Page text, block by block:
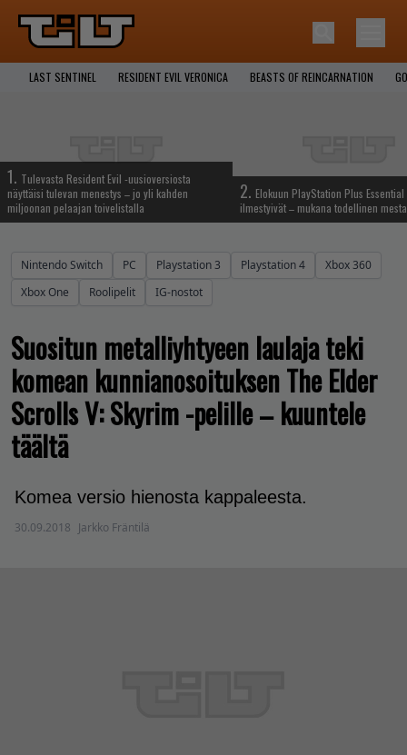
LAST SENTINEL RESIDENT EVIL VERONICA BEASTS OF REINCARNATION
1. Tulevasta Resident Evil -uusioversiosta
näyttäisi tulevan menestys – jo yli kahden
miljoonan pelaajan toivelistalla
2. Elokuun PlayStation Plus
ilmestyivät – mukana todellinen
Nintendo Switch PC Playstation 3 Playstation 4
Xbox 360
Xbox One
Roolipelit IG-nostot
Suositun metalliyhtyeen laulaja teki
komean kunnianosoituksen The Elder
Scrolls V: Skyrim -pelille – kuuntele
täältä
Komea versio hienosta kappaleesta.
30.09.2018 Jarkko Fräntilä